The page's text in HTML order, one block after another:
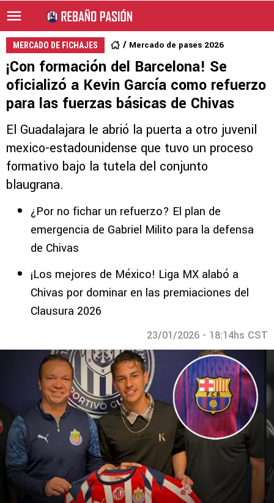
MERCADO DE FICHAJES Mercado de pases 2026
¡Con formación del Barcelona! Se
oficializó a Kevin García como refuerzo
para las fuerzas básicas de Chivas
El Guadalajara le abrió la puerta a otro juvenil
mexico-estadounidense que tuvo un proceso
formativo bajo la tutela del conjunto
blaugrana.
¿Por no fichar un refuerzo? El plan de
emergencia de Gabriel Milito para la defensa
de Chivas
¡Los mejores de México! Liga MX alabó a
Chivas por dominar en las premiaciones del
Clausura 2026
23/01/2026 - 18:14hs CST